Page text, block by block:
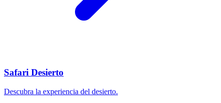
Safari Desierto
Descubra la experiencia del desierto.